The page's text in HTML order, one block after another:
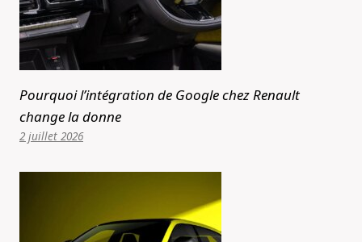
Pourquoi l’intégration de Google chez Renault
change la donne
2 juillet 2026